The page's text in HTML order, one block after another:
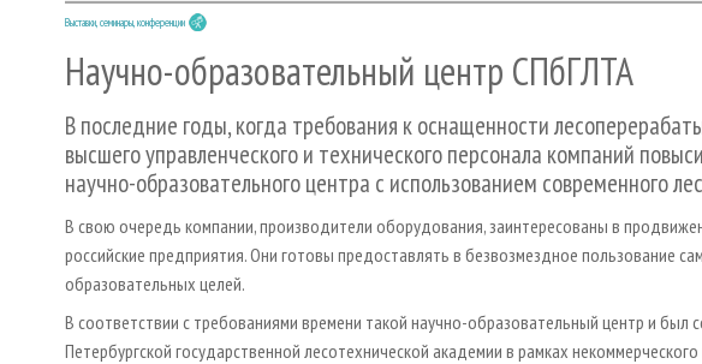
Выставки, семинары, конференции
Научно-образовательный центр СПбГЛТА
В последние годы, когда требования к оснащенности
высшего управленческого и технического персонала компаний
научно-образовательного центра с использованием современного
В свою очередь компании, производители оборудования, заинтересованы в
российские предприятия. Они готовы предоставлять в безвозмездное пользование
образовательных целей.
В соответствии с требованиями времени такой научно-образовательный центр и был
Петербургской государственной лесотехнической академии в рамках